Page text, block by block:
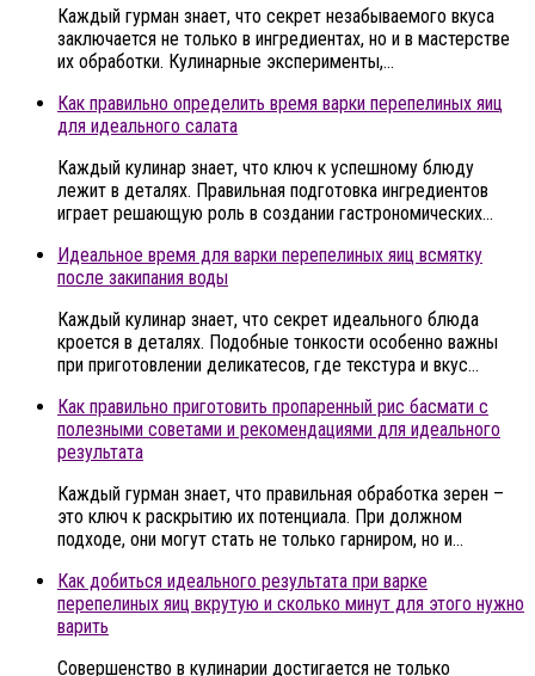
Каждый гурман знает, что секрет незабываемого вкуса
заключается не только в ингредиентах, но и в мастерстве
их обработки. Кулинарные эксперименты,…
Как правильно определить время варки перепелиных яиц
для идеального салата
Каждый кулинар знает, что ключ к успешному блюду
лежит в деталях. Правильная подготовка ингредиентов
играет решающую роль в создании гастрономических…
Идеальное время для варки перепелиных яиц всмятку
после закипания воды
Каждый кулинар знает, что секрет идеального блюда
кроется в деталях. Подобные тонкости особенно важны
при приготовлении деликатесов, где текстура и вкус…
Как правильно приготовить пропаренный рис басмати с
полезными советами и рекомендациями для идеального
результата
Каждый гурман знает, что правильная обработка зерен –
это ключ к раскрытию их потенциала. При должном
подходе, они могут стать не только гарниром, но и…
Как добиться идеального результата при варке
перепелиных яиц вкрутую и сколько минут для этого нужно
варить
Совершенство в кулинарии достигается не только